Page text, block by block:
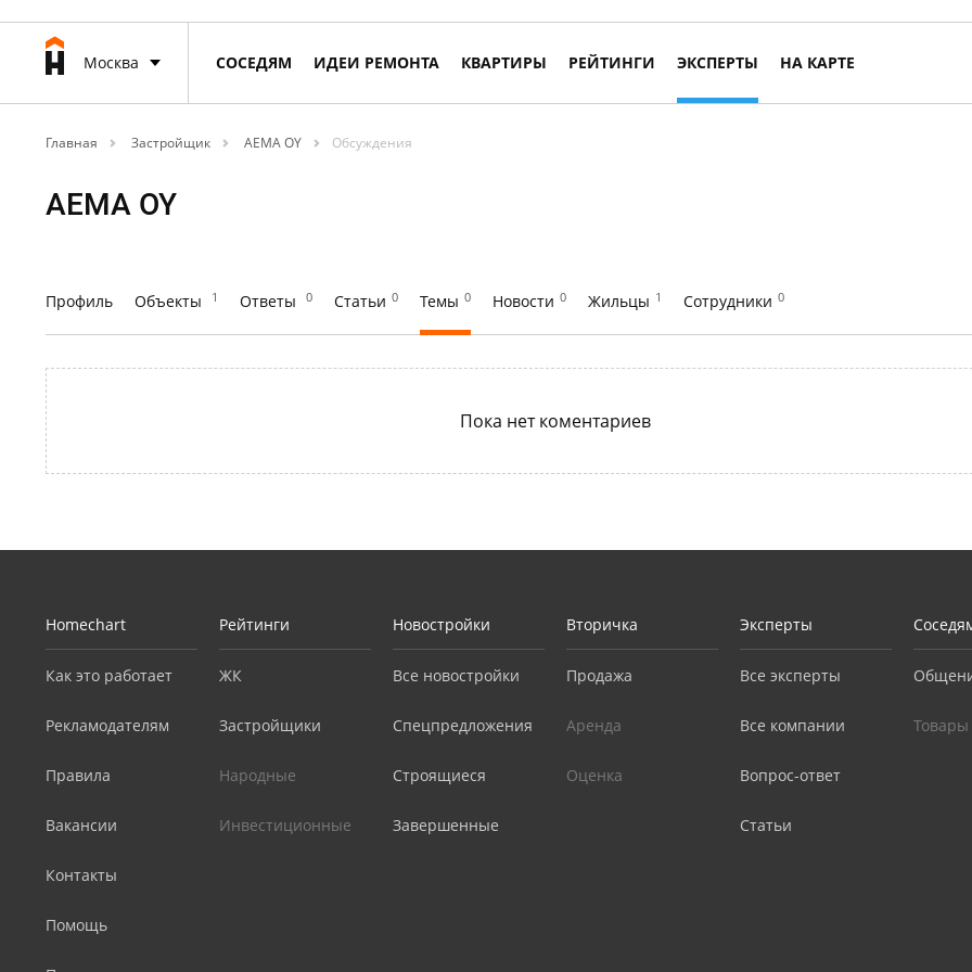
Москва СОСЕДЯМ ИДЕИ РЕМОНТА КВАРТИРЫ РЕЙТИНГИ ЭКСПЕРТЫ НА КАРТЕ
Главная Застройщик AEMA OY Обсуждения
AEMA OY
Профиль Объекты 1 Ответы 0 Статьи 0 Темы 0 Новости 0 Жильцы 1 Сотрудники 0
Пока нет коментариев
Homechart
Как это работает
Рекламодателям
Правила
Вакансии
Контакты
Помощь
Рейтинги
ЖК
Застройщики
Народные
Инвестиционные
Новостройки
Все новостройки
Спецпредложения
Строящиеся
Завершенные
Вторичка
Продажа
Аренда
Оценка
Эксперты
Все эксперты
Все компании
Вопрос-ответ
Статьи
Товары